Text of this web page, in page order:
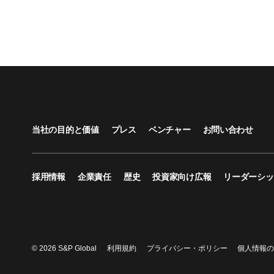
当社の目的と価値 プレス ベンチャー お問い合わせ
採用情報 企業責任 歴史 投資家向け広報 リーダーシ
© 2026 S&P Global 利用規約 プライバシー・ポリシー 個人情報